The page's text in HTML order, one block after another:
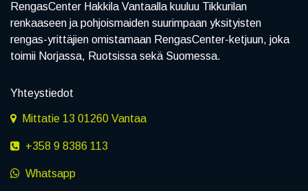
RengasCenter Hakkila Vantaalla kuuluu Tikkurilan
renkaaseen ja pohjoismaiden suurimpaan yksityisten
rengas-yrittäjien omistamaan RengasCenter-ketjuun, joka
toimii Norjassa, Ruotsissa sekä Suomessa.
Yhteystiedot
Mittatie 13 01260 Vantaa
+358 9 8386 113
Whatsapp